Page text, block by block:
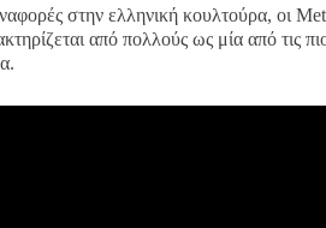
στην ελληνική κουλτούρα, οι
από πολλούς ως μία από τις